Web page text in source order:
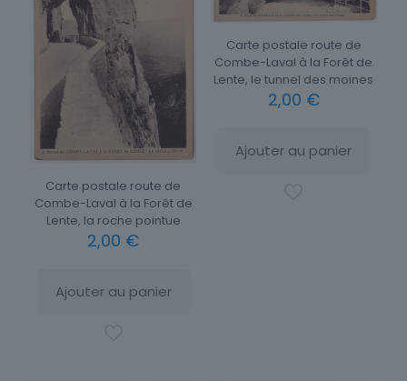
Carte postale route de
Combe-Laval à la Forêt de
Lente, la roche pointue
2,00 €
Ajouter au panier
Carte postale route de
Combe-Laval à la Forêt de
Lente, le tunnel des moines
2,00 €
Ajouter au panier